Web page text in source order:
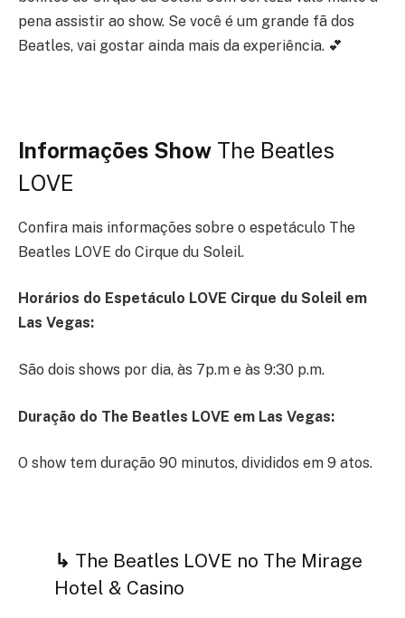
pena assistir ao show. Se você é um grande fã dos
Beatles, vai gostar ainda mais da experiência. 💕
Informações Show The Beatles
LOVE
Confira mais informações sobre o espetáculo The
Beatles LOVE do Cirque du Soleil.
Horários do Espetáculo LOVE Cirque du Soleil em
Las Vegas:
São dois shows por dia, às 7p.m e às 9:30 p.m.
Duração do The Beatles LOVE em Las Vegas:
O show tem duração 90 minutos, divididos em 9 atos.
↳ The Beatles LOVE no The Mirage
Hotel & Casino